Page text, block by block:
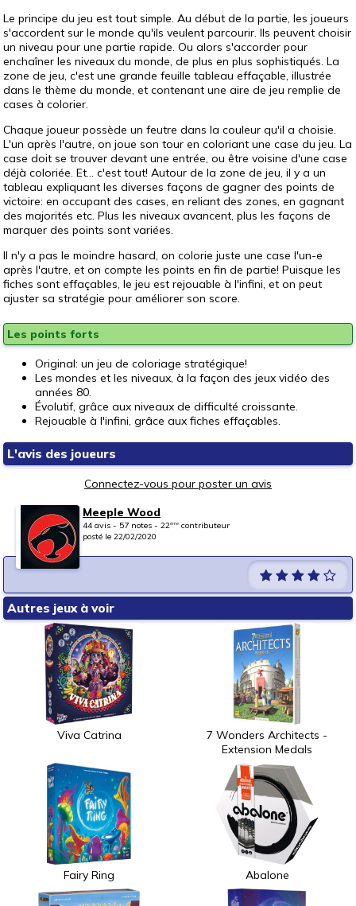
Le principe du jeu est tout simple. Au début de la partie, les joueurs
s'accordent sur le monde qu'ils veulent parcourir. Ils peuvent choisir
un niveau pour une partie rapide. Ou alors s'accorder pour
enchaîner les niveaux du monde, de plus en plus sophistiqués. La
zone de jeu, c'est une grande feuille tableau effaçable, illustrée
dans le thème du monde, et contenant une aire de jeu remplie de
cases à colorier.
Chaque joueur possède un feutre dans la couleur qu'il a choisie.
L'un après l'autre, on joue son tour en coloriant une case du jeu. La
case doit se trouver devant une entrée, ou être voisine d'une case
déjà coloriée. Et... c'est tout! Autour de la zone de jeu, il y a un
tableau expliquant les diverses façons de gagner des points de
victoire: en occupant des cases, en reliant des zones, en gagnant
des majorités etc. Plus les niveaux avancent, plus les façons de
marquer des points sont variées.
Il n'y a pas le moindre hasard, on colorie juste une case l'un-e
après l'autre, et on compte les points en fin de partie! Puisque les
fiches sont effaçables, le jeu est rejouable à l'infini, et on peut
ajuster sa stratégie pour améliorer son score.
Les points forts
Original: un jeu de coloriage stratégique!
Les mondes et les niveaux, à la façon des jeux vidéo des
années 80.
Évolutif, grâce aux niveaux de difficulté croissante.
Rejouable à l'infini, grâce aux fiches effaçables.
L'avis des joueurs
Connectez-vous pour poster un avis
Meeple Wood
44 avis - 57 notes - 22ème contributeur
posté le 22/02/2020
Autres jeux à voir
Viva Catrina
7 Wonders Architects -
Extension Medals
Fairy Ring Abalone